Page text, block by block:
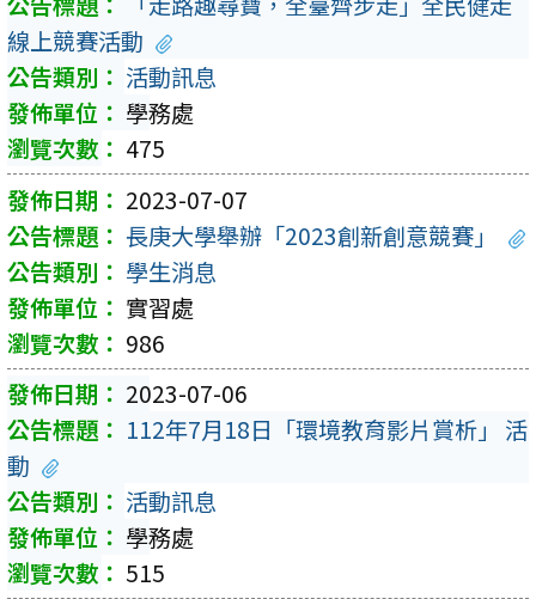
線上競賽活動
活動訊息
學務處
475
2023-07-07
長庚大學舉辦「2023創新創意競賽」
學生消息
實習處
986
2023-07-06
112年7月18日「環境教育影片賞析」 活
動
活動訊息
學務處
515